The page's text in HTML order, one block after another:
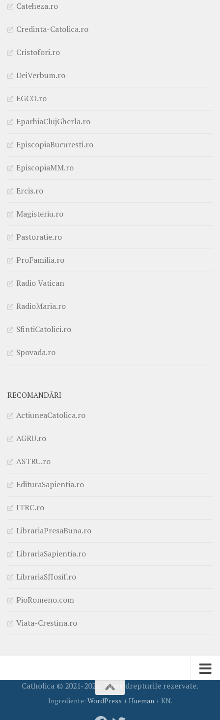
Cateheza.ro
Credinta-Catolica.ro
Cristofori.ro
DeiVerbum.ro
EGCO.ro
EparhiaClujGherla.ro
EpiscopiaBucuresti.ro
EpiscopiaMM.ro
Ercis.ro
Magisteriu.ro
Pastoratie.ro
ProFamilia.ro
Radio Vatican
RadioMaria.ro
SfintiCatolici.ro
Spovada.ro
RECOMANDĂRI
ActiuneaCatolica.ro
AGRU.ro
ASTRU.ro
EdituraSapientia.ro
ITRC.ro
LibrariaPresaBuna.ro
LibrariaSapientia.ro
LibrariaSfIosif.ro
PioRomeno.com
Viata-Crestina.ro
Catholica © 2021-2026. Toate drepturile rezervate.
Ingrediente: WordPress +Hueman+ KN.